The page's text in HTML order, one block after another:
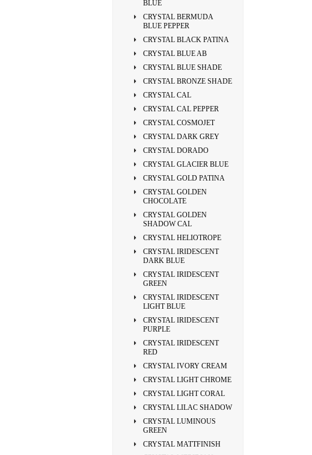
BLUE
CRYSTAL BERMUDA
BLUE PEPPER
CRYSTAL BLACK PATINA
CRYSTAL BLUE AB
CRYSTAL BLUE SHADE
CRYSTAL BRONZE SHADE
CRYSTAL CAL
CRYSTAL CAL PEPPER
CRYSTAL COSMOJET
CRYSTAL DARK GREY
CRYSTAL DORADO
CRYSTAL GLACIER BLUE
CRYSTAL GOLD PATINA
CRYSTAL GOLDEN
CHOCOLATE
CRYSTAL GOLDEN
SHADOW CAL
CRYSTAL HELIOTROPE
CRYSTAL IRIDESCENT
DARK BLUE
CRYSTAL IRIDESCENT
GREEN
CRYSTAL IRIDESCENT
LIGHT BLUE
CRYSTAL IRIDESCENT
PURPLE
CRYSTAL IRIDESCENT
RED
CRYSTAL IVORY CREAM
CRYSTAL LIGHT CHROME
CRYSTAL LIGHT CORAL
CRYSTAL LILAC SHADOW
CRYSTAL LUMINOUS
GREEN
CRYSTAL MATTFINISH